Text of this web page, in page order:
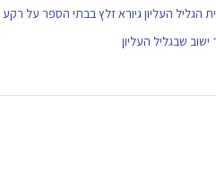
הגליל העליון גיורא זלץ בבתי הספר על
שבגליל העליון